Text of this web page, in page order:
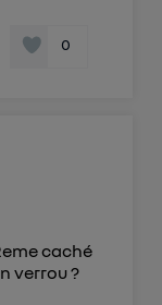
0
caché
verrou ?